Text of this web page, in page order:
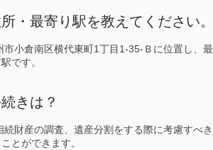
・最寄り駅を教えてください。
小倉南区横代東町1丁目1-35-Ｂに位置し、最
です。
きは？
財産の調査、遺産分割をする際に考慮すべき
とができます。